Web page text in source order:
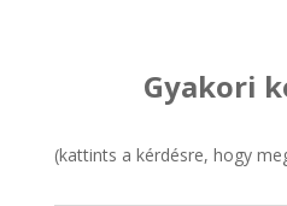
Gyakori
(kattints a kérdésre, hogy